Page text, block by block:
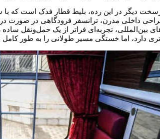
دیگر در این رده، بلیط قطار فدک است که با
داخلی مدرن، ترانسفر فرودگاهی در صورت
بین‌المللی، تجربه‌ای فراتر از یک حمل‌ونقل ساده
دارد، اما خستگی مسیر طولانی را به طور کامل